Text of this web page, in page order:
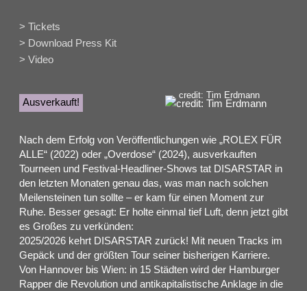
> Tickets
> Download Press Kit
> Video
Ausverkauft!
credit: Tim Erdmann
Nach dem Erfolg von Veröffentlichungen wie „ROLEX FÜR
ALLE“ (2022) oder „Overdose“ (2024), ausverkauften
Tourneen und Festival-Headliner-Shows tat DISARSTAR in
den letzten Monaten genau das, was man nach solchen
Meilensteinen tun sollte – er kam für einen Moment zur
Ruhe. Besser gesagt: Er holte einmal tief Luft, denn jetzt gibt
es Großes zu verkünden:
2025/2026 kehrt DISARSTAR zurück! Mit neuen Tracks im
Gepäck und der größten Tour seiner bisherigen Karriere.
Von Hannover bis Wien: in 15 Städten wird der Hamburger
Rapper die Revolution und antikapitalistische Anklage in die